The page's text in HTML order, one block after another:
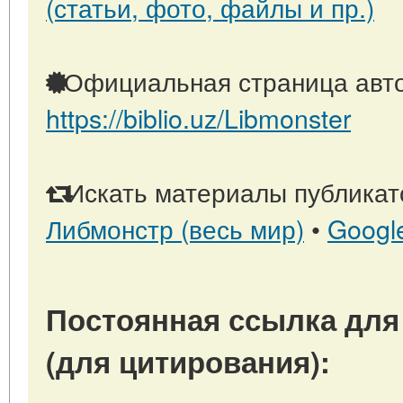
Официальная страница
https://biblio.uz/Libmonster
Искать материалы
Либмонстр (весь мир) •
Постоянная ссылка
(для цитирования):